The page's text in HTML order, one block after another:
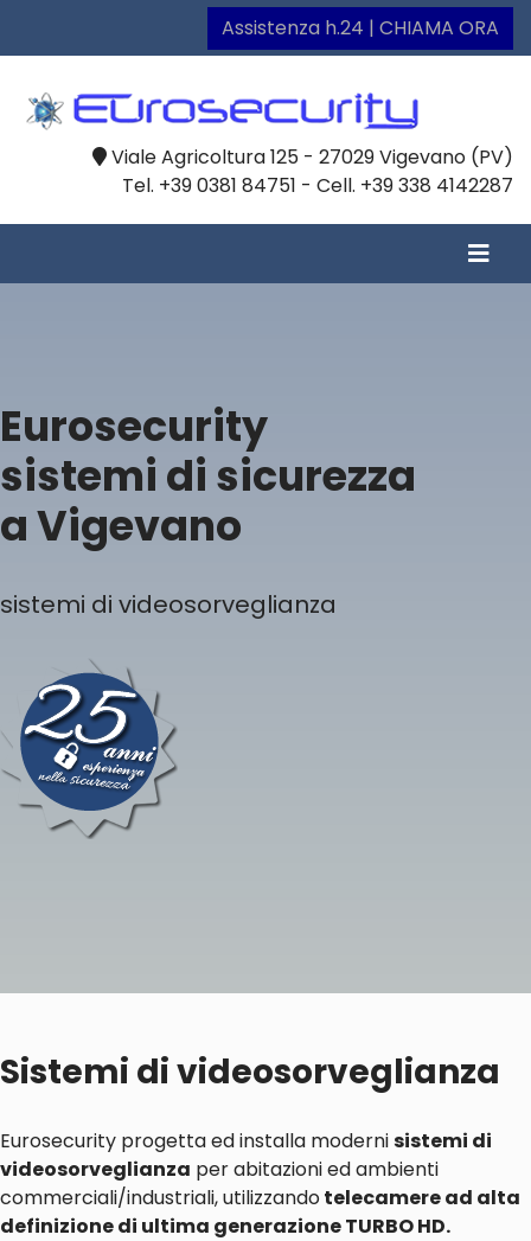
Assistenza h.24 | CHIAMA ORA
Viale Agricoltura 125 - 27029 Vigevano (PV)
Tel. +39 0381 84751 - Cell. +39 338 4142287
Eurosecurity
sistemi di sicurezza
a Vigevano
sistemi di videosorveglianza
Sistemi di videosorveglianza
Eurosecurity progetta ed installa modernisistemi di
videosorveglianza per abitazioni ed ambienti
commerciali/industriali, utilizzandotelecamere ad alta
definizione di ultima generazione TURBO HD.